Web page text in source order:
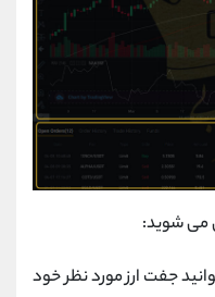
می شوید:
جفت ارز مورد نظر خود